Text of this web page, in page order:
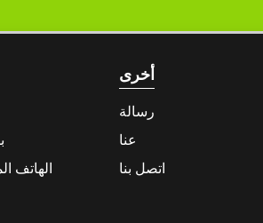
الهاتف
أخرى
رسالة
عنا
اتصل بنا